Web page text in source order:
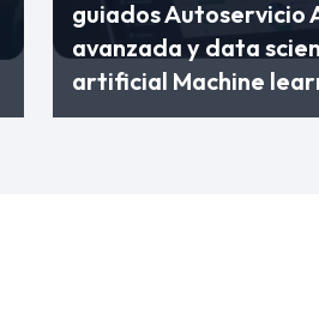
guiados Autoservicio
avanzada y data
artificial Machine